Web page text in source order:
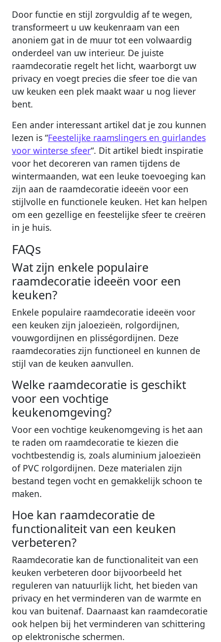
Door functie en stijl zorgvuldig af te wegen,
transformeert u uw keukenraam van een
anoniem gat in de muur tot een volwaardig
onderdeel van uw interieur. De juiste
raamdecoratie regelt het licht, waarborgt uw
privacy en voegt precies die sfeer toe die van
uw keuken een plek maakt waar u nog liever
bent.
Een ander interessant artikel dat je zou kunnen
lezen is “Feestelijke raamslingers en guirlandes
voor winterse sfeer“. Dit artikel biedt inspiratie
voor het decoreren van ramen tijdens de
wintermaanden, wat een leuke toevoeging kan
zijn aan de raamdecoratie ideeën voor een
stijlvolle en functionele keuken. Het kan helpen
om een gezellige en feestelijke sfeer te creëren
in je huis.
FAQs
Wat zijn enkele populaire
raamdecoratie ideeën voor een
keuken?
Enkele populaire raamdecoratie ideeën voor
een keuken zijn jaloezieën, rolgordijnen,
vouwgordijnen en plisségordijnen. Deze
raamdecoraties zijn functioneel en kunnen de
stijl van de keuken aanvullen.
Welke raamdecoratie is geschikt
voor een vochtige
keukenomgeving?
Voor een vochtige keukenomgeving is het aan
te raden om raamdecoratie te kiezen die
vochtbestendig is, zoals aluminium jaloezieën
of PVC rolgordijnen. Deze materialen zijn
bestand tegen vocht en gemakkelijk schoon te
maken.
Hoe kan raamdecoratie de
functionaliteit van een keuken
verbeteren?
Raamdecoratie kan de functionaliteit van een
keuken verbeteren door bijvoorbeeld het
reguleren van natuurlijk licht, het bieden van
privacy en het verminderen van de warmte en
kou van buitenaf. Daarnaast kan raamdecoratie
ook helpen bij het verminderen van schittering
op elektronische schermen.